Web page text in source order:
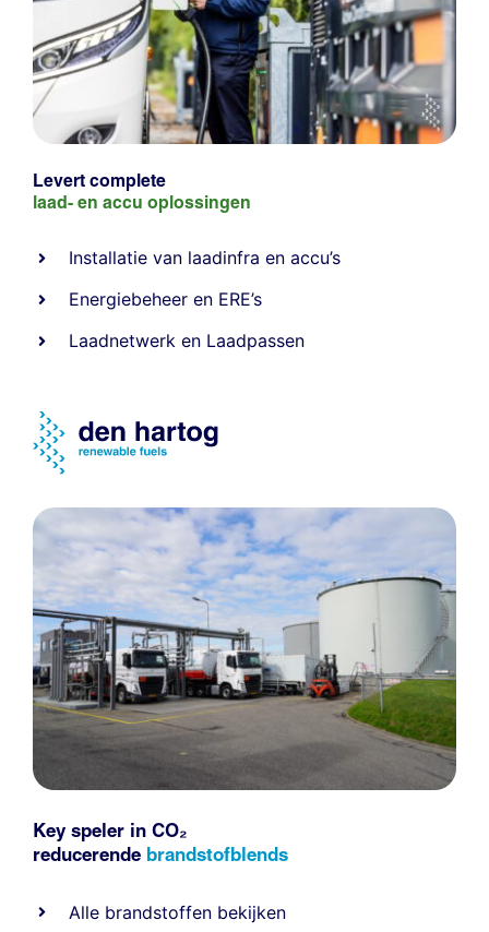
Levert complete
laad- en accu oplossingen
Installatie van laadinfra en accu’s
Energiebeheer en ERE’s
Laadnetwerk en Laadpassen
Key speler in CO₂
reducerende brandstofblends
Alle brandstoffen bekijken